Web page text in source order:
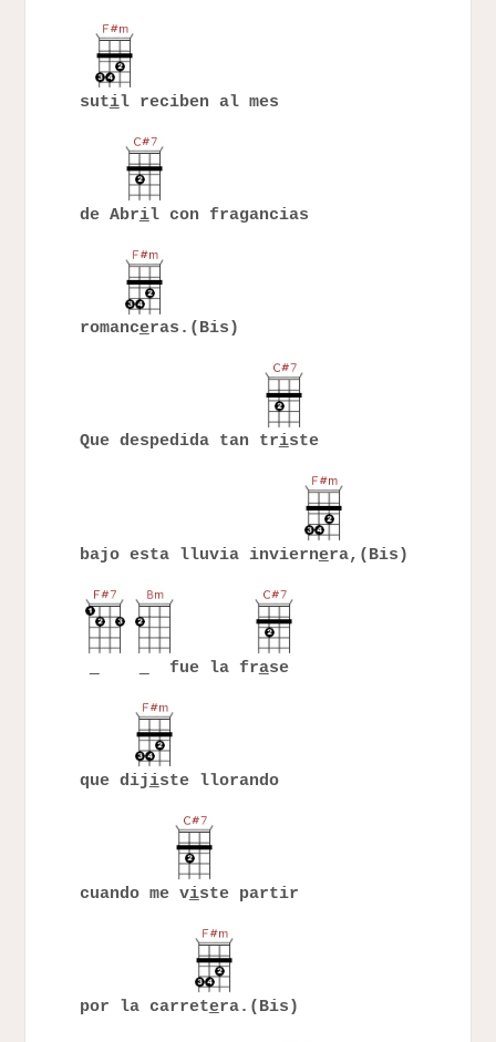
sutil reciben al mes
de Abril con fragancias
romanceras.(Bis)
Que despedida tan triste
bajo esta lluvia inviernera,(Bis)
fue la frase
que dijiste llorando
cuando me viste partir
por la carretera.(Bis)